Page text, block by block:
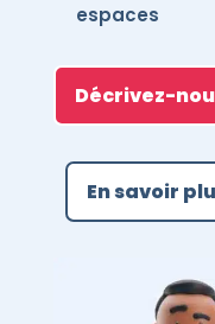
espaces
Décrivez-
En savoir